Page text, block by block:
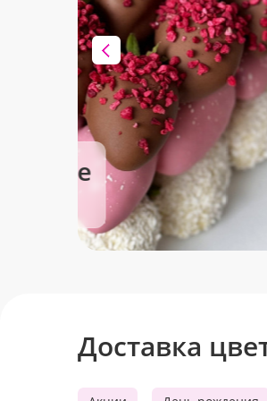
Бенто-
Милый тренд для
Доставка